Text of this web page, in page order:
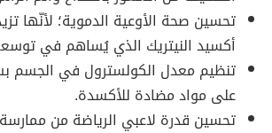
تحسين صحة الأوعية الدموية؛ لأنّها
أكسيد النيتريك الذي يُساهم في
تنظيم معدل الكولسترول في الجسم
على مواد مضادة للأكسدة.
تحسين قدرة لاعبي الرياضة من